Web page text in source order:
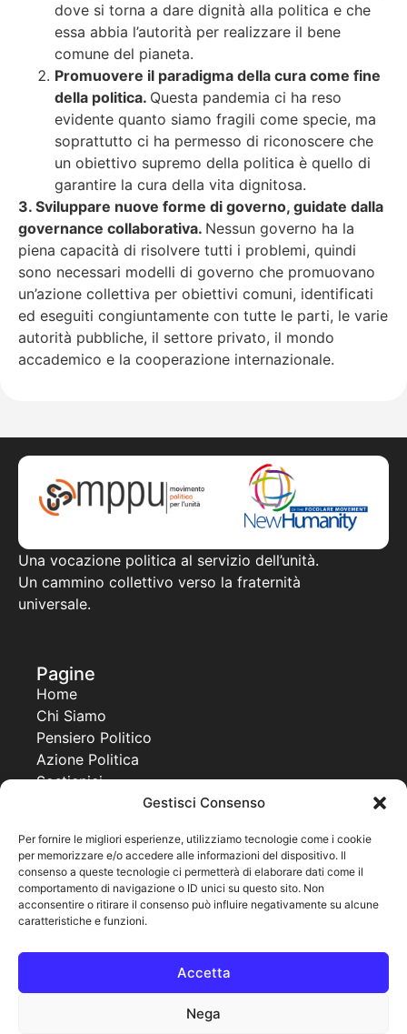
Gestisci Consenso
Per fornire le migliori esperienze, utilizziamo tecnologie come i cookie
per memorizzare e/o accedere alle informazioni del dispositivo. Il
consenso a queste tecnologie ci permetterà di elaborare dati come il
comportamento di navigazione o ID unici su questo sito. Non
acconsentire o ritirare il consenso può influire negativamente su alcune
caratteristiche e funzioni.
Accetta
Nega
dove si torna a dare dignità alla politica e che
essa abbia l’autorità per realizzare il bene
comune del pianeta.
Promuovere il paradigma della cura come fine
della politica. Questa pandemia ci ha reso
evidente quanto siamo fragili come specie, ma
soprattutto ci ha permesso di riconoscere che
un obiettivo supremo della politica è quello di
garantire la cura della vita dignitosa.
3. Sviluppare nuove forme di governo, guidate dalla
governance collaborativa. Nessun governo ha la
piena capacità di risolvere tutti i problemi, quindi
sono necessari modelli di governo che promuovano
un’azione collettiva per obiettivi comuni, identificati
ed eseguiti congiuntamente con tutte le parti, le varie
autorità pubbliche, il settore privato, il mondo
accademico e la cooperazione internazionale.
Una vocazione politica al servizio dell’unità.
Un cammino collettivo verso la fraternità
universale.
Pagine
Home
Chi Siamo
Pensiero Politico
Azione Politica
Sostienici
Progetti
Together For a New Africa
United World Project
Co Governance